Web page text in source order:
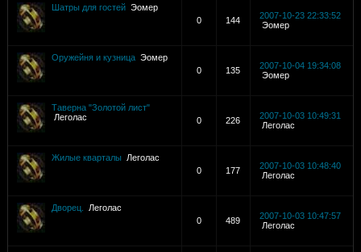
Шатры для гостей Эомер
0
144
2007-10-23 22:33:52
Эомер
Оружейня и кузница Эомер
0
135
2007-10-04 19:34:08
Эомер
Таверна "Золотой лист"
Леголас
0 226
2007-10-03 10:49:31
Леголас
Жилые кварталы
Леголас
0
177
2007-10-03 10:48:40
Леголас
Дворец.
Леголас
0
489
2007-10-03 10:47:57
Леголас